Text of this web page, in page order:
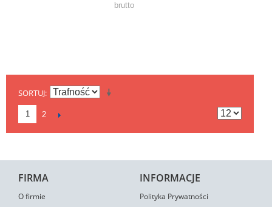
SORTUJ
1 2
FIRMA
O firmie
INFORMACJE
Polityka Prywatności